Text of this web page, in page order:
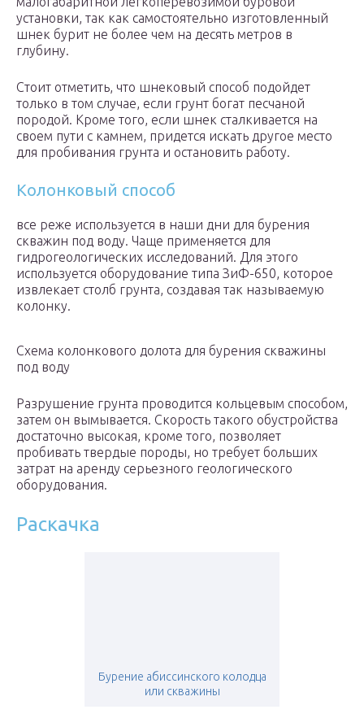
установки, так как самостоятельно изготовленный
шнек бурит не более чем на десять метров в
глубину.
Стоит отметить, что шнековый способ подойдет
только в том случае, если грунт богат песчаной
породой. Кроме того, если шнек сталкивается на
своем пути с камнем, придется искать другое место
для пробивания грунта и остановить работу.
Колонковый способ
все реже используется в наши дни для бурения
скважин под воду. Чаще применяется для
гидрогеологических исследований. Для этого
используется оборудование типа ЗиФ-650, которое
извлекает столб грунта, создавая так называемую
колонку.
Схема колонкового долота для бурения скважины
под воду
Разрушение грунта проводится кольцевым способом,
затем он вымывается. Скорость такого обустройства
достаточно высокая, кроме того, позволяет
пробивать твердые породы, но требует больших
затрат на аренду серьезного геологического
оборудования.
Раскачка
Бурение абиссинского колодца
или скважины